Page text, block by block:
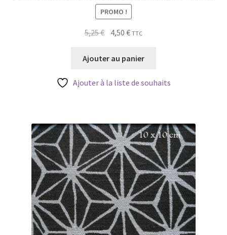
PROMO !
5,25€ Le
initial
5,25 €.
4,50€Le
actuel
4,50 €.
TTC
Ajouter au panier
Ajouter à la liste de souhaits